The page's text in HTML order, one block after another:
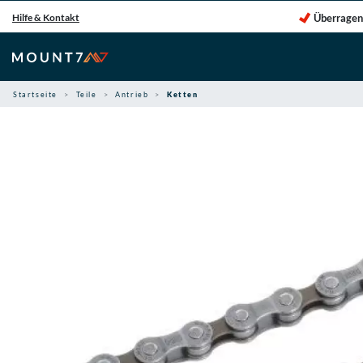
Inhalt
springen
Hilfe & Kontakt
Startseite Teile Antrieb Ketten